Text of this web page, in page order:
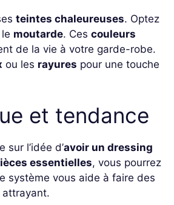
teintes chaleureuses. Optez
moutarde. Ces couleurs
de la vie à votre garde-robe.
ou les rayures pour une touche
et tendance
sur l’idée d’avoir un dressing
essentielles, vous pourrez
système vous aide à faire des